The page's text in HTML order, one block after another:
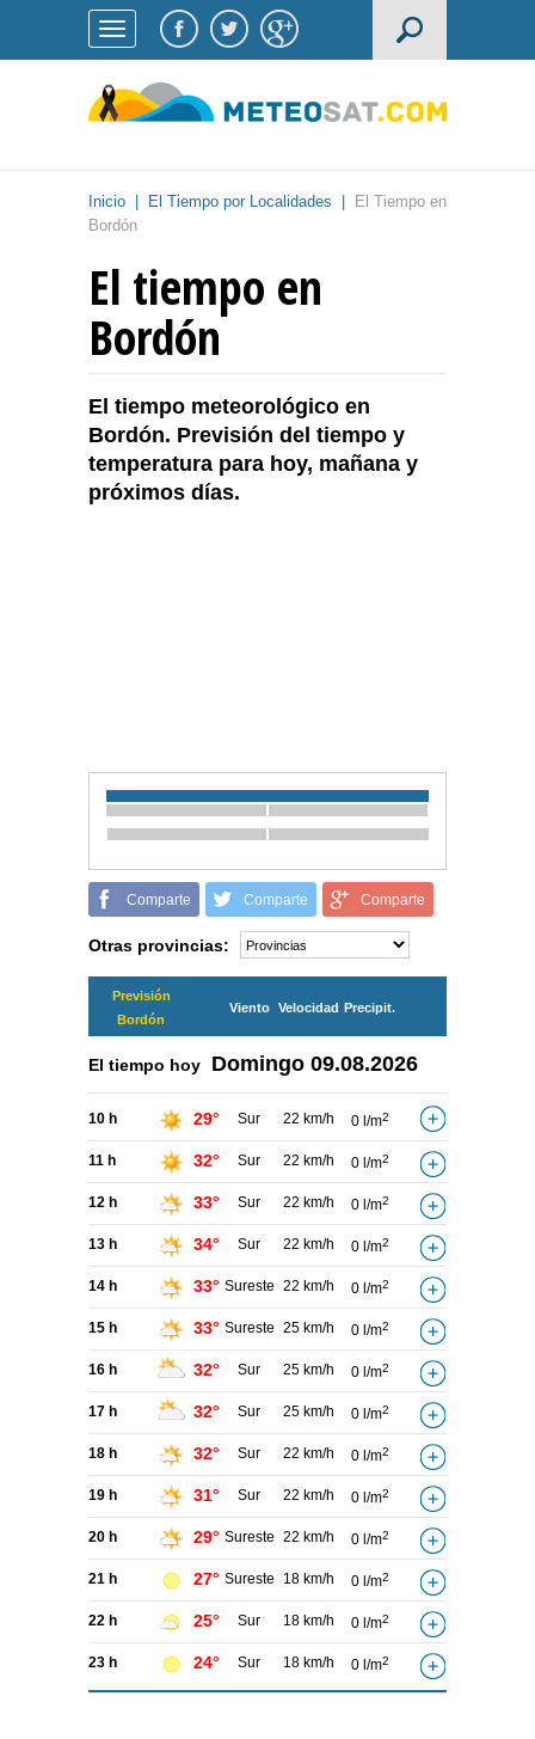
Inicio El Tiempo por Localidades
El Tiempo en
Bordón
El tiempo en
Bordón
El tiempo meteorológico en
Bordón. Previsión del tiempo y
temperatura para hoy, mañana y
próximos días.
Comparte Comparte Comparte
Otras provincias:
Previsión
Bordón
Viento Velocidad Precipit.
El tiempo hoy Domingo 09.08.2026
10 h 29° Sur 22 km/h 0 l/m2
11 h 32° Sur 22 km/h 0 l/m2
12 h 33° Sur 22 km/h 0 l/m2
13 h 34° Sur 22 km/h 0 l/m2
14 h 33° Sureste 22 km/h 0 l/m2
15 h 33° Sureste 25 km/h 0 l/m2
16 h 32° Sur 25 km/h 0 l/m2
17 h 32° Sur 25 km/h 0 l/m2
18 h 32° Sur 22 km/h 0 l/m2
19 h 31° Sur 22 km/h 0 l/m2
20 h 29° Sureste 22 km/h 0 l/m2
21 h 27° Sureste 18 km/h 0 l/m2
22 h 25° Sur 18 km/h 0 l/m2
23 h 24° Sur 18 km/h 0 l/m2